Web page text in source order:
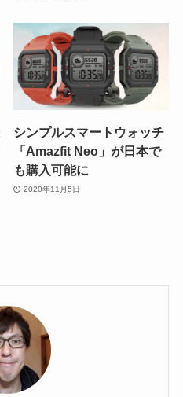
シンプルスマートウォッチ
「Amazfit Neo」が日本で
も購入可能に
2020年11月5日